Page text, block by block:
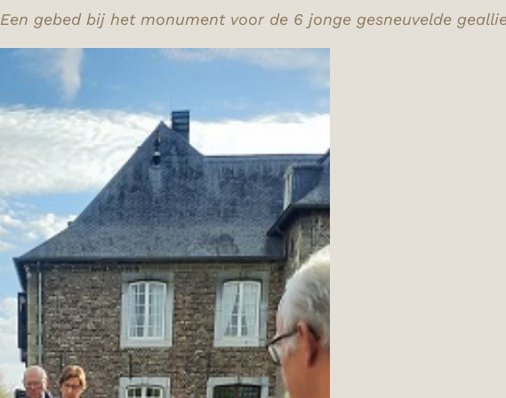
Een gebed bij het monument voor de 6 jonge gesneuvelde